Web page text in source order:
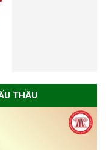
THẦU